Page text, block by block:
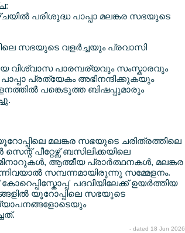
പരിശുദ്ധ പാപ്പാ മലങ്കര സഭയുടെ
സഭയുടെ വളര്‍ച്ചയും പ്രവാസി
വിശ്വാസ പാരമ്പര്യവും സംസ്കാരവും
പ്രത്യേകം അഭിനന്ദിക്കുകയും
പങ്കെടുത്ത ബിഷപ്പുമാരും
മലങ്കര സഭയുടെ ചരിത്രത്തിലെ
പീറ്റേഴ്സ് ബസിലിക്കയിലെ
ആത്മീയ പ്രാര്‍ത്ഥനകള്‍, മലങ്കര
സമ്പന്നമായിരുന്നു സമ്മേളനം.
പദവിയിലേക്ക് ഉയര്‍ത്തിയ
യൂറോപ്പിലെ സഭയുടെ
- dated 18 Jun 2026